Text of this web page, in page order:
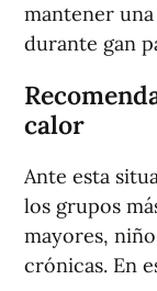
mantener
durante gan
calor
Ante esta
los grupos
mayores,
crónicas. En